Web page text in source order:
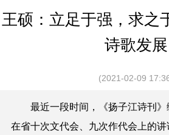
王硕：立足于强，求之
诗歌发展
(2021-02-09
最近一段时间，《扬子江诗刊
在省十次文代会、九次作代会上的讲